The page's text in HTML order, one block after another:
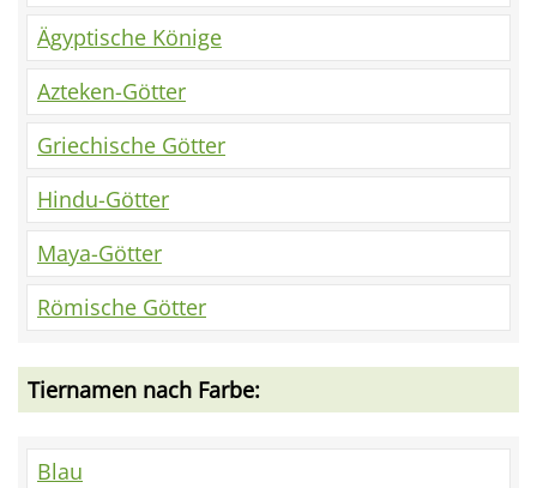
Ägyptische Könige
Azteken-Götter
Griechische Götter
Hindu-Götter
Maya-Götter
Römische Götter
Tiernamen nach Farbe:
Blau